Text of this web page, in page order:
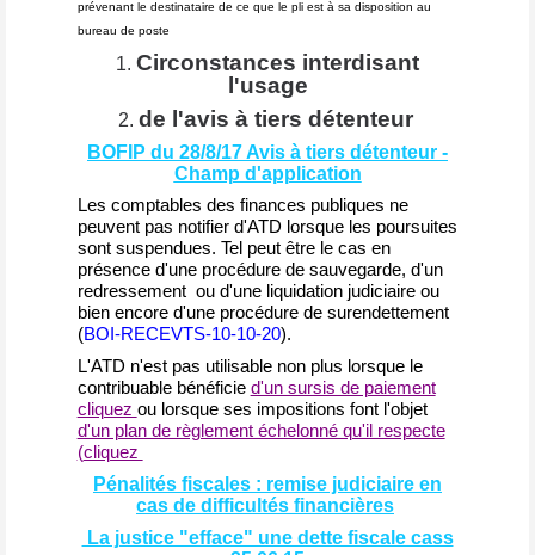
prévenant le destinataire de ce que le pli est à sa disposition au
bureau de poste
Circonstances interdisant
l'usage
de l'avis à tiers détenteur
BOFIP du 28/8/17 Avis à tiers détenteur -
Champ d'application
Les comptables des finances publiques ne
peuvent pas notifier d'ATD lorsque les poursuites
sont suspendues. Tel peut être le cas en
présence d'une procédure de sauvegarde, d'un
redressement ou d'une liquidation judiciaire ou
bien encore d'une procédure de surendettement
(BOI-RECEVTS-10-10-20).
L'ATD n'est pas utilisable non plus lorsque le
contribuable bénéficie d'un sursis de paiement
cliquez ou lorsque ses impositions font l'objet
d'un plan de règlement échelonné qu'il respecte
(cliquez
Pénalités fiscales : remise judiciaire en
cas de difficultés financières
La justice "efface" une dette fiscale cass